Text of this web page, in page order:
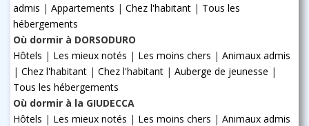
admis | Appartements | Chez l'habitant | Tous les
hébergements
Où dormir à DORSODURO
Hôtels | Les mieux notés | Les moins chers | Animaux admis
| Chez l'habitant | Chez l'habitant | Auberge de jeunesse |
Tous les hébergements
Où dormir à la GIUDECCA
Hôtels | Les mieux notés | Les moins chers | Animaux admis